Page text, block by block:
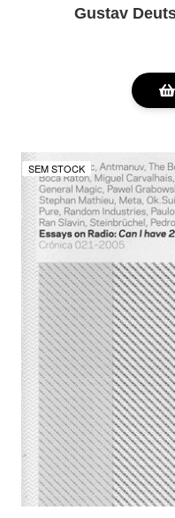
Gustav
SEM STOCK